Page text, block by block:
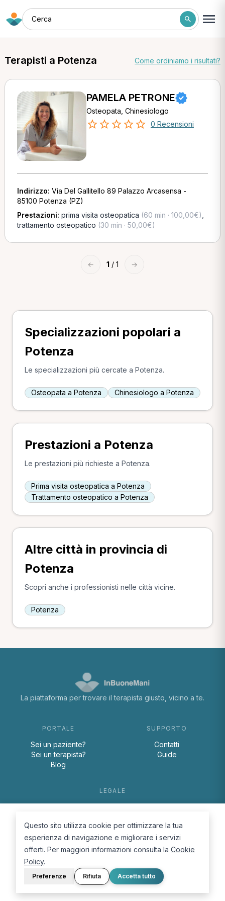
Cerca
Terapisti a Potenza Come ordiniamo i risultati?
PAMELA PETRONE
Osteopata, Chinesiologo
0 Recensioni
Indirizzo: Via Del Gallitello 89 Palazzo Arcasensa -
85100 Potenza (PZ)
Prestazioni: prima visita osteopatica (60 min · 100,00€)
trattamento osteopatico (30 min · 50,00€)
← 1 / 1 →
Specializzazioni popolari a
Potenza
Le specializzazioni più cercate a Potenza.
Osteopata a Potenza Chinesiologo a Potenza
Prestazioni a Potenza
Le prestazioni più richieste a Potenza.
Prima visita osteopatica a Potenza
Trattamento osteopatico a Potenza
Altre città in provincia di
Potenza
Scopri anche i professionisti nelle città vicine.
Potenza
La piattaforma per trovare il terapista giusto, vicino a te.
PORTALE
Sei un paziente?
Sei un terapista?
Blog
SUPPORTO
Contatti
Guide
LEGALE
Cookie Policy
© 2026 D.Lab S.r.l. — InBuoneMani
Questo sito utilizza cookie per ottimizzare la tua
esperienza di navigazione e migliorare i servizi
offerti. Per maggiori informazioni consulta la Cookie
Policy.
Preferenze Rifiuta Accetta tutto